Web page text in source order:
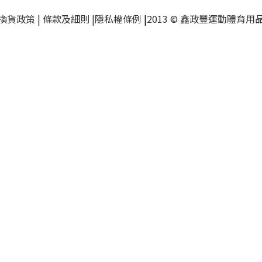
貨政策 | 條款及細則 |隱私權條例 |2013 © 鑫政豐運動體育用